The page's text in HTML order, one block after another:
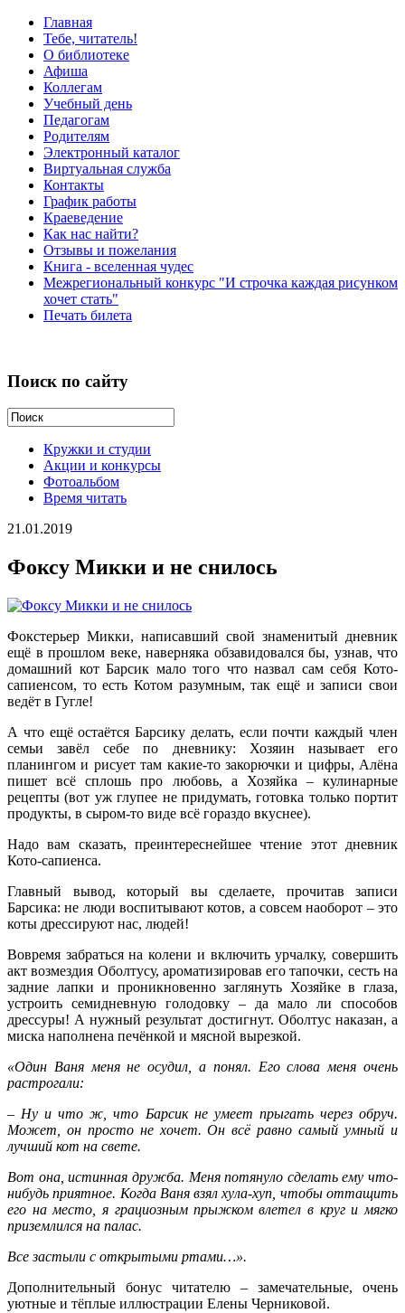
Главная
Тебе, читатель!
О библиотеке
Афиша
Коллегам
Учебный день
Педагогам
Родителям
Электронный каталог
Виртуальная служба
Контакты
График работы
Краеведение
Как нас найти?
Отзывы и пожелания
Книга - вселенная чудес
Межрегиональный конкурс "И строчка каждая рисунком
хочет стать"
Печать билета
Поиск по сайту
Кружки и студии
Акции и конкурсы
Фотоальбом
Время читать
21.01.2019
Фоксу Микки и не снилось
Фокстерьер Микки, написавший свой знаменитый дневник
ещё в прошлом веке, наверняка обзавидовался бы, узнав, что
домашний кот Барсик мало того что назвал сам себя Кото-
сапиенсом, то есть Котом разумным, так ещё и записи свои
ведёт в Гугле!
А что ещё остаётся Барсику делать, если почти каждый член
семьи завёл себе по дневнику: Хозяин называет его
планингом и рисует там какие-то закорючки и цифры, Алёна
пишет всё сплошь про любовь, а Хозяйка – кулинарные
рецепты (вот уж глупее не придумать, готовка только портит
продукты, в сыром-то виде всё гораздо вкуснее).
Надо вам сказать, преинтереснейшее чтение этот дневник
Кото-сапиенса.
Главный вывод, который вы сделаете, прочитав записи
Барсика: не люди воспитывают котов, а совсем наоборот – это
коты дрессируют нас, людей!
Вовремя забраться на колени и включить урчалку, совершить
акт возмездия Оболтусу, ароматизировав его тапочки, сесть на
задние лапки и проникновенно заглянуть Хозяйке в глаза,
устроить семидневную голодовку – да мало ли способов
дрессуры! А нужный результат достигнут. Оболтус наказан, а
миска наполнена печёнкой и мясной вырезкой.
«Один Ваня меня не осудил, а понял. Его слова меня очень
растрогали:
– Ну и что ж, что Барсик не умеет прыгать через обруч.
Может, он просто не хочет. Он всё равно самый умный и
лучший кот на свете.
Вот она, истинная дружба. Меня потянуло сделать ему что-
нибудь приятное. Когда Ваня взял хула-хуп, чтобы оттащить
его на место, я грациозным прыжком влетел в круг и мягко
приземлился на палас.
Все застыли с открытыми ртами…».
Дополнительный бонус читателю – замечательные, очень
уютные и тёплые иллюстрации Елены Черниковой.